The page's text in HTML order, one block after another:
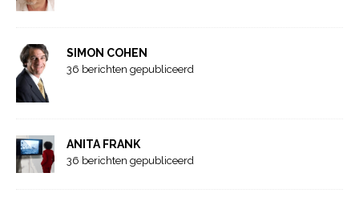
SIMON COHEN
36 berichten gepubliceerd
ANITA FRANK
36 berichten gepubliceerd